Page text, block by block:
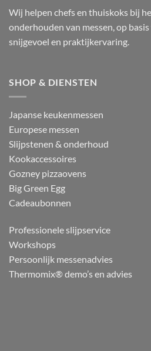
Wij helpen chefs en thuiskoks bij
onderhouden van messen, op
snijgevoel en praktijkervaring.
SHOP & DIENSTEN
Japanse keukenmessen
Europese messen
Slijpstenen & onderhoud
Kookaccessoires
Gozney pizzaovens
Big Green Egg
Cadeaubonnen
Professionele slijpservice
Workshops
Persoonlijk messenadvies
Thermomix® demo’s en advies